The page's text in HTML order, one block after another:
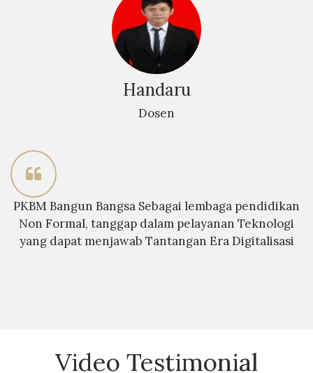
Handaru
Dosen
PKBM Bangun Bangsa Sebagai lembaga pendidikan
Non Formal, tanggap dalam pelayanan Teknologi
yang dapat menjawab Tantangan Era Digitalisasi
Video Testimonial